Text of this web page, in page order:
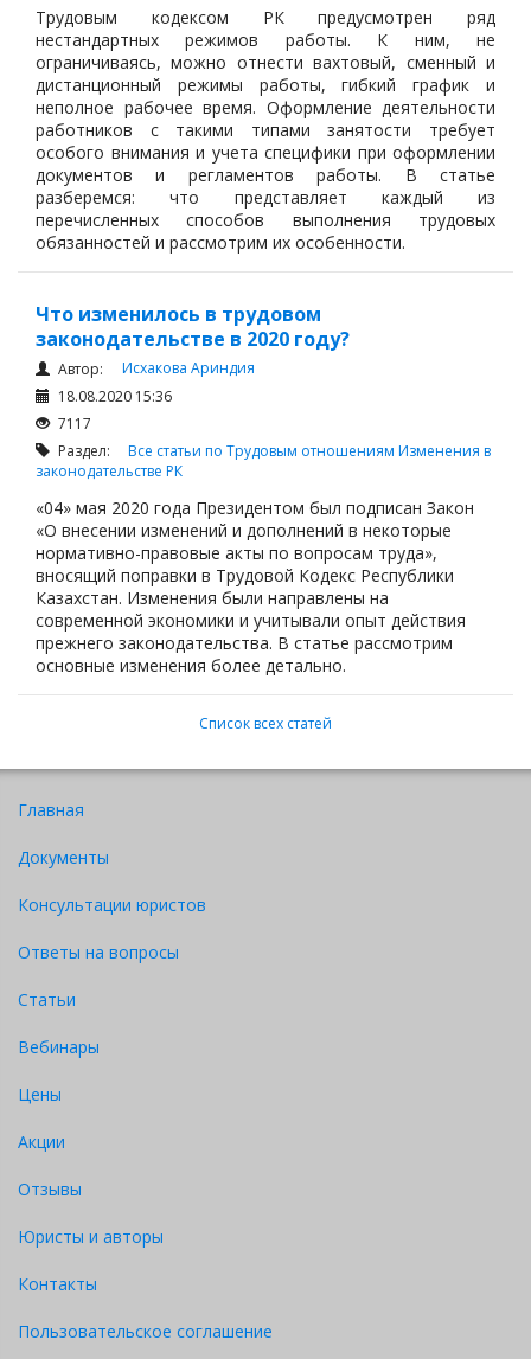
Трудовым кодексом РК предусмотрен ряд
нестандартных режимов работы. К ним, не
ограничиваясь, можно отнести вахтовый, сменный и
дистанционный режимы работы, гибкий график и
неполное рабочее время. Оформление деятельности
работников с такими типами занятости требует
особого внимания и учета специфики при оформлении
документов и регламентов работы. В статье
разберемся: что представляет каждый из
перечисленных способов выполнения трудовых
обязанностей и рассмотрим их особенности.
Что изменилось в трудовом
законодательстве в 2020 году?
Автор:
Исхакова Ариндия
18.08.2020 15:36
7117
Раздел: Все статьи по Трудовым отношениям Изменения в
законодательстве РК
«04» мая 2020 года Президентом был подписан Закон
«О внесении изменений и дополнений в некоторые
нормативно-правовые акты по вопросам труда»,
вносящий поправки в Трудовой Кодекс Республики
Казахстан. Изменения были направлены на
современной экономики и учитывали опыт действия
прежнего законодательства. В статье рассмотрим
основные изменения более детально.
Список всех статей
Главная
Документы
Консультации юристов
Ответы на вопросы
Статьи
Вебинары
Цены
Акции
Отзывы
Юристы и авторы
Контакты
Пользовательское соглашение